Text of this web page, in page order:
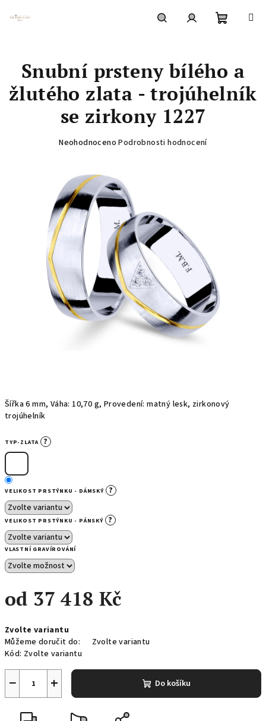
košík
Šířka 6 mm, Váha: 10,70 g, Provedení: matný lesk, zirkonový
trojúhelník
TYP-ZLATA ?
VELIKOST PRSTÝNKU - DÁMSKÝ ?
VELIKOST PRSTÝNKU - PÁNSKÝ ?
VLASTNÍ GRAVÍROVÁNÍ
od 37 418 Kč
cena:
Zvolte variantu
Můžeme doručit do:
Zvolte variantu
Kód: Zvolte variantu
+
− Do košíku
Snubní prsteny bílého a
žlutého zlata - trojúhelník
se zirkony 1227
Průměrné
0,0
z
5
hvězdiček.
Neohodnoceno Podrobnosti hodnocení